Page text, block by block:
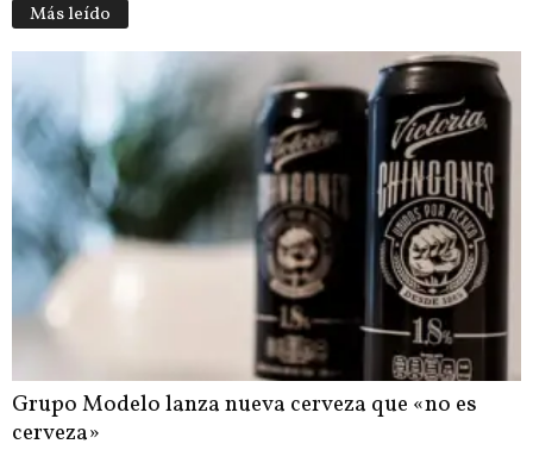
Más leído
Grupo Modelo lanza nueva cerveza que «no es
cerveza»